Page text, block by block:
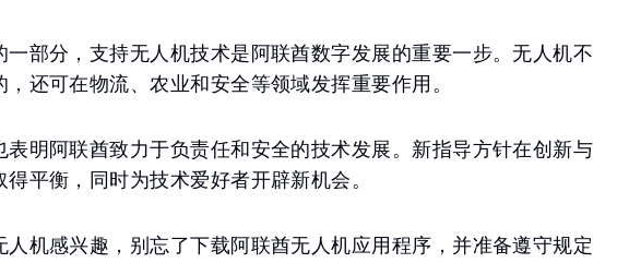
一部分，支持无人机技术是阿联酋数字发展的重要一步。无人机不
还可在物流、农业和安全等领域发挥重要作用。
表明阿联酋致力于负责任和安全的技术发展。新指导方针在创新与
平衡，同时为技术爱好者开辟新机会。
人机感兴趣，别忘了下载阿联酋无人机应用程序，并准备遵守规定